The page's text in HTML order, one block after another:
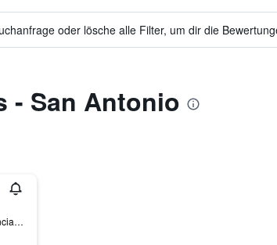
oder lösche alle Filter, um dir die
- San Antonio
Avenida Las Fuentes, 26, Alcossebre, Valencia, Spanien